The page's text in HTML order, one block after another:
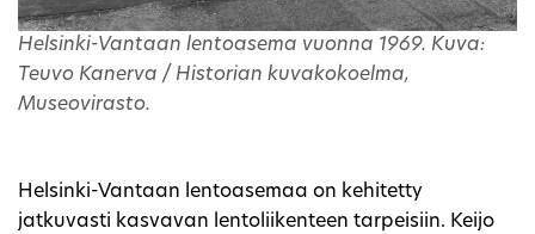
Helsinki-Vantaan lentoasema vuonna 1969. Kuva:
Teuvo Kanerva / Historian kuvakokoelma,
Museovirasto.
Helsinki-Vantaan lentoasemaa on kehitetty
jatkuvasti kasvavan lentoliikenteen tarpeisiin. Keijo